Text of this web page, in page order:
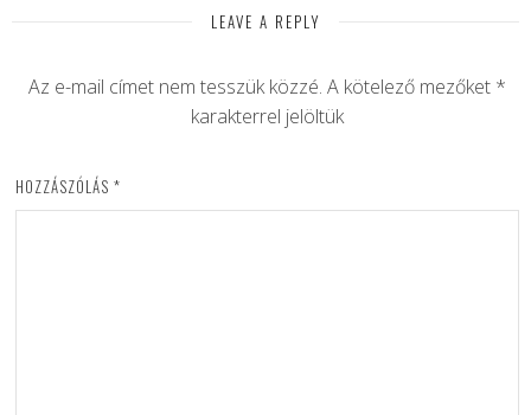
LEAVE A REPLY
Az e-mail címet nem tesszük közzé. A kötelező mezőket *
karakterrel jelöltük
HOZZÁSZÓLÁS *